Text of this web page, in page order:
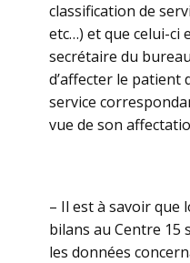
classification de
etc…) et que celui-ci
secrétaire du
d’affecter le patient
service
vue de son
– Il est à savoir que
bilans au Centre 15
les données